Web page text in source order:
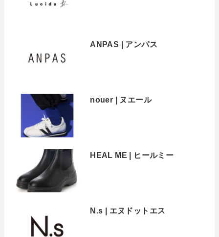
ANPAS | アンパス
nouer | ヌエール
HEAL ME | ヒールミー
N.s | エヌドットエス